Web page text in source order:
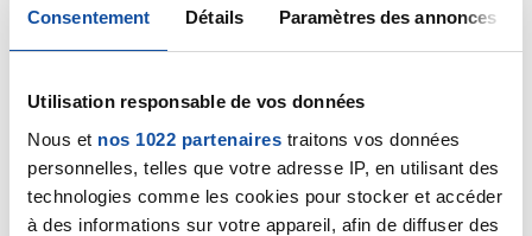
Consentement Détails Paramètres des annonces
Utilisation responsable de vos données
Nous et nos 1022 partenaires traitons vos données
personnelles, telles que votre adresse IP, en utilisant des
technologies comme les cookies pour stocker et accéder
à des informations sur votre appareil, afin de diffuser des
Citer
rgt
17/03/2024 - 20:04